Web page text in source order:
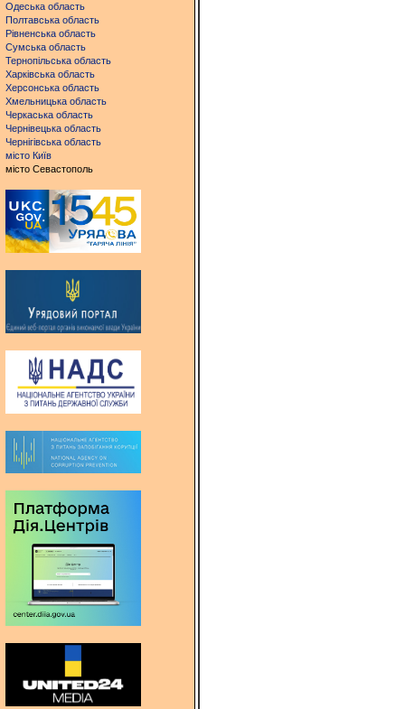
Одеська область
Полтавська область
Рівненська область
Сумська область
Тернопільська область
Харківська область
Херсонська область
Хмельницька область
Черкаська область
Чернівецька область
Чернігівська область
місто Київ
місто Севастополь